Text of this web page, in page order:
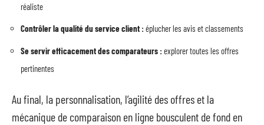
réaliste
Contrôler la qualité du service client :éplucher les avis et classements
Se servir efficacement des comparateurs :explorer toutes les offres
pertinentes
Au final, la personnalisation, l’agilité des offres et la
mécanique de comparaison en ligne bousculent de fond en